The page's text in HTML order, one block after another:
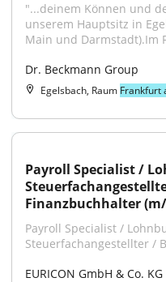
"...deinem Können und
unserem Hauptsitz in
Main und Darmstadt).Im
Dr. Beckmann Group
Egelsbach, Raum Frankfurt
Payroll Specialist /
Finanzbuchhalter
Payroll Specialist /
Steuerfachangestellter /
EURICON GmbH & Co.